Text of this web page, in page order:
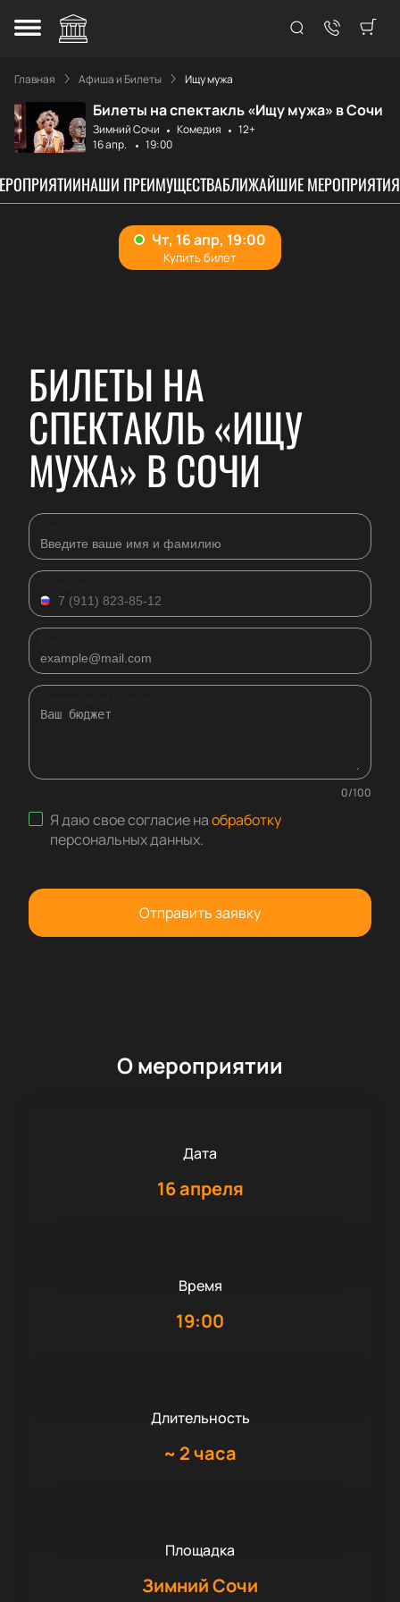
Главная Афиша и Билеты Ищу мужа
Билеты на спектакль «Ищу мужа» в Сочи
Зимний Сочи Комедия
12+
16 апр.
19:00
НАШИ ПРЕИМУЩЕСТВАБЛИЖАЙШИЕ МЕРОПРИЯТИЯ
БИЛЕТЫ НА
СПЕКТАКЛЬ «ИЩУ
МУЖА» В СОЧИ
0/100
Я даю свое согласие наобработку
персональных данных.
Отправить заявку
О мероприятии
Дата
16 апреля
Время
19:00
Длительность
~ 2 часа
Площадка
Зимний Сочи